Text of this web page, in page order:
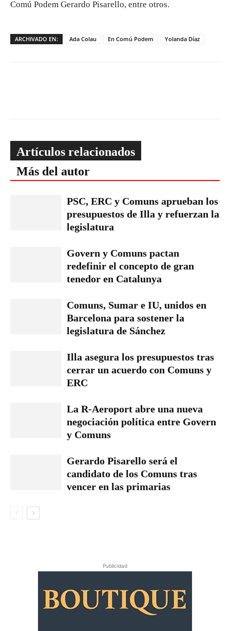
Comú Podem Gerardo Pisarello, entre otros.
ARCHIVADO EN: Ada Colau En Comú Podem Yolanda Díaz
Artículos relacionados
Más del autor
PSC, ERC y Comuns aprueban los
presupuestos de Illa y refuerzan la
legislatura
Govern y Comuns pactan
redefinir el concepto de gran
tenedor en Catalunya
Comuns, Sumar e IU, unidos en
Barcelona para sostener la
legislatura de Sánchez
Illa asegura los presupuestos tras
cerrar un acuerdo con Comuns y
ERC
La R-Aeroport abre una nueva
negociación política entre Govern
y Comuns
Gerardo Pisarello será el
candidato de los Comuns tras
vencer en las primarias
Publicidad